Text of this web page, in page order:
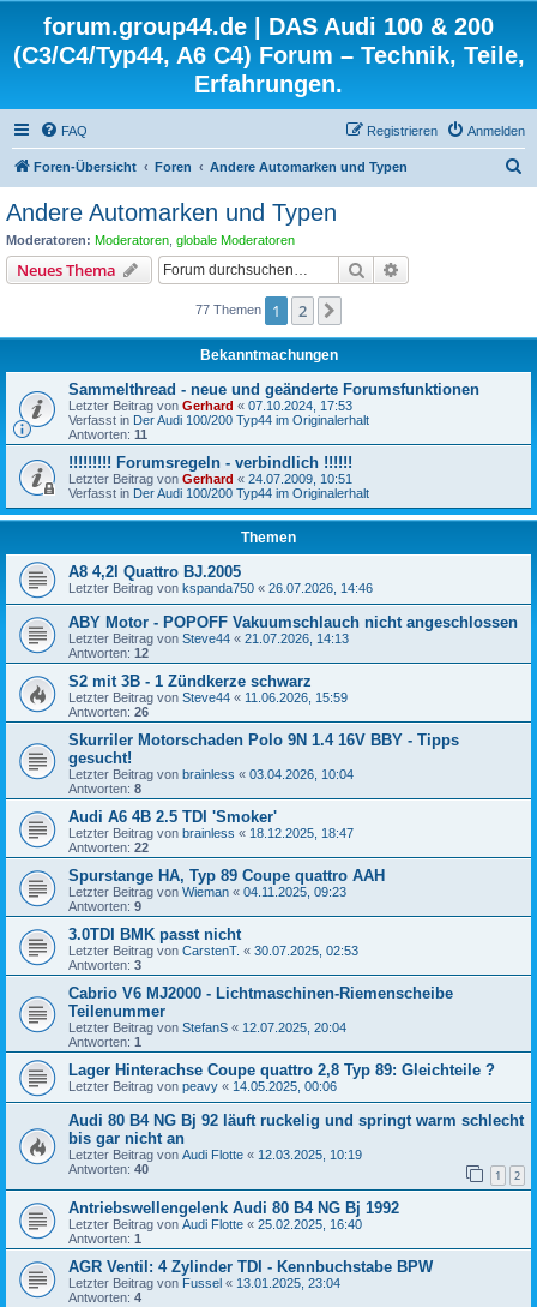
forum.group44.de | DAS Audi 100 & 200
(C3/C4/Typ44, A6 C4) Forum – Technik, Teile,
Erfahrungen.
FAQ Anmelden
Registrieren
Foren-Übersicht Foren Andere Automarken und Typen
Andere Automarken und Typen
Moderatoren: Moderatoren globale Moderatoren
Neues Thema Suche
77 Themen 1 2
Bekanntmachungen
Sammelthread - neue und geänderte Forumsfunktionen
Letzter Beitrag von Gerhard « 07.10.2024, 17:53
Verfasst in Der Audi 100/200 Typ44 im Originalerhalt
Antworten: 11
!!!!!!!!! Forumsregeln - verbindlich !!!!!!
Letzter Beitrag von Gerhard « 24.07.2009, 10:51
Verfasst in Der Audi 100/200 Typ44 im Originalerhalt
Themen
A8 4,2l Quattro BJ.2005
Letzter Beitrag von kspanda750 « 26.07.2026, 14:46
ABY Motor - POPOFF Vakuumschlauch nicht angeschlossen
Letzter Beitrag von Steve44 « 21.07.2026, 14:13
Antworten: 12
S2 mit 3B - 1 Zündkerze schwarz
Letzter Beitrag von Steve44 « 11.06.2026, 15:59
Antworten: 26
Skurriler Motorschaden Polo 9N 1.4 16V BBY - Tipps
gesucht!
Letzter Beitrag von brainless « 03.04.2026, 10:04
Antworten: 8
Audi A6 4B 2.5 TDI 'Smoker'
Letzter Beitrag von brainless « 18.12.2025, 18:47
Antworten: 22
Spurstange HA, Typ 89 Coupe quattro AAH
Letzter Beitrag von Wieman « 04.11.2025, 09:23
Antworten: 9
3.0TDI BMK passt nicht
Letzter Beitrag von CarstenT. « 30.07.2025, 02:53
Antworten: 3
Cabrio V6 MJ2000 - Lichtmaschinen-Riemenscheibe
Teilenummer
Letzter Beitrag von StefanS « 12.07.2025, 20:04
Antworten: 1
Lager Hinterachse Coupe quattro 2,8 Typ 89: Gleichteile ?
Letzter Beitrag von peavy « 14.05.2025, 00:06
Audi 80 B4 NG Bj 92 läuft ruckelig und springt warm schlecht
bis gar nicht an
Letzter Beitrag von Audi Flotte « 12.03.2025, 10:19
Antworten: 40 1 2
Antriebswellengelenk Audi 80 B4 NG Bj 1992
Letzter Beitrag von Audi Flotte « 25.02.2025, 16:40
Antworten: 1
AGR Ventil: 4 Zylinder TDI - Kennbuchstabe BPW
Letzter Beitrag von Fussel « 13.01.2025, 23:04
Antworten: 4